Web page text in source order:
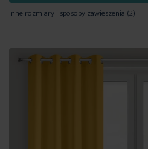
Inne rozmiary i sposoby zawieszenia (2)